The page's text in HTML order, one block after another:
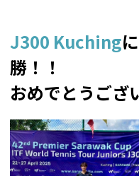
J300 Kuching
勝！！
おめでとうござ